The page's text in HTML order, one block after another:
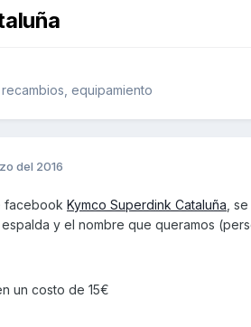
equipamiento
del 2016
facebook Kymco Superdink Cataluña ,
y el nombre que queramos
un costo de 15€